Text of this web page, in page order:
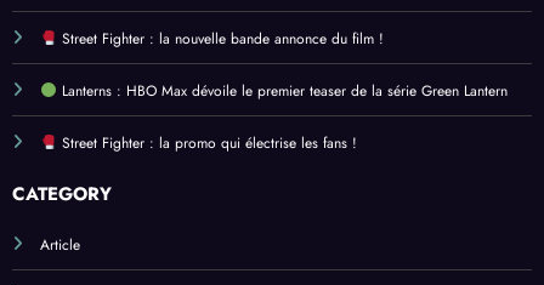
Street Fighter : la nouvelle bande annonce du film !
Lanterns : HBO Max dévoile le premier teaser de la série Green Lantern
Street Fighter : la promo qui électrise les fans !
CATEGORY
Article